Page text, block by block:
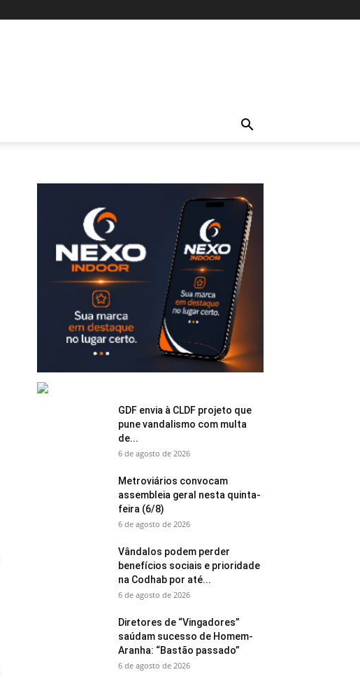
GDF envia à CLDF projeto que
pune vandalismo com multa
de...
6 de agosto de 2026
Metroviários convocam
assembleia geral nesta quinta-
feira (6/8)
6 de agosto de 2026
Vândalos podem perder
benefícios sociais e prioridade
na Codhab por até...
6 de agosto de 2026
Diretores de “Vingadores”
saúdam sucesso de Homem-
Aranha: “Bastão passado”
6 de agosto de 2026